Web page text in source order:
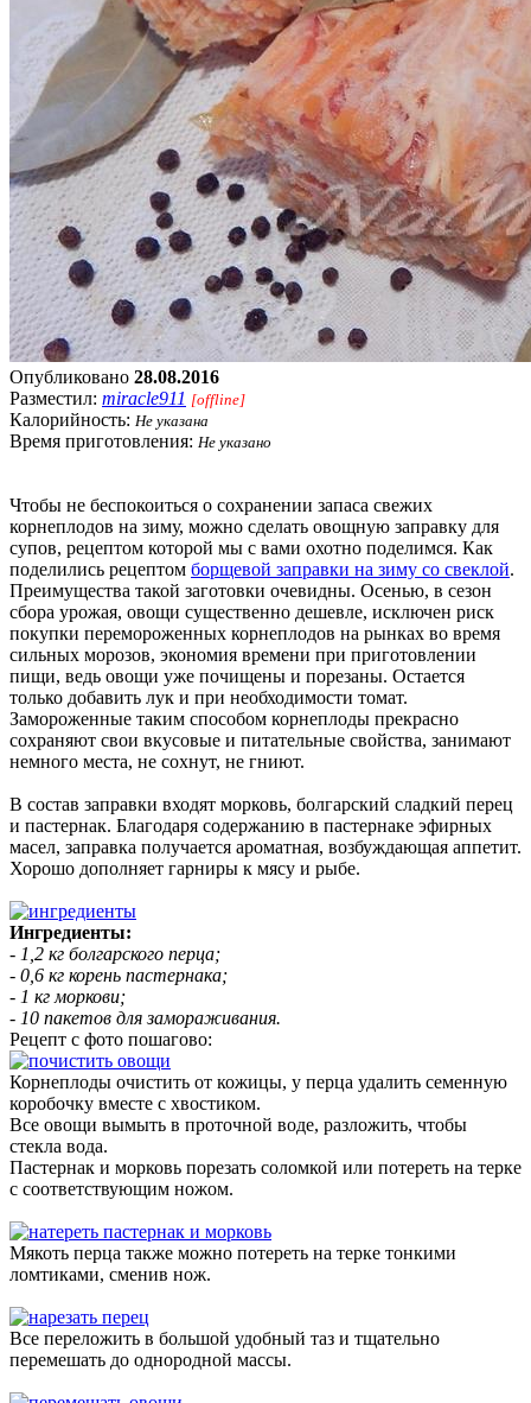
Опубликовано 28.08.2016
Разместил: miracle911 [offline]
Калорийность: Не указана
Время приготовления: Не указано
Чтобы не беспокоиться о сохранении запаса свежих
корнеплодов на зиму, можно сделать овощную заправку для
супов, рецептом которой мы с вами охотно поделимся. Как
поделились рецептом борщевой заправки на зиму со свеклой.
Преимущества такой заготовки очевидны. Осенью, в сезон
сбора урожая, овощи существенно дешевле, исключен риск
покупки перемороженных корнеплодов на рынках во время
сильных морозов, экономия времени при приготовлении
пищи, ведь овощи уже почищены и порезаны. Остается
только добавить лук и при необходимости томат.
Замороженные таким способом корнеплоды прекрасно
сохраняют свои вкусовые и питательные свойства, занимают
немного места, не сохнут, не гниют.
В состав заправки входят морковь, болгарский сладкий перец
и пастернак. Благодаря содержанию в пастернаке эфирных
масел, заправка получается ароматная, возбуждающая аппетит.
Хорошо дополняет гарниры к мясу и рыбе.
Ингредиенты:
- 1,2 кг болгарского перца;
- 0,6 кг корень пастернака;
- 1 кг моркови;
- 10 пакетов для замораживания.
Рецепт с фото пошагово:
Корнеплоды очистить от кожицы, у перца удалить семенную
коробочку вместе с хвостиком.
Все овощи вымыть в проточной воде, разложить, чтобы
стекла вода.
Пастернак и морковь порезать соломкой или потереть на терке
с соответствующим ножом.
Мякоть перца также можно потереть на терке тонкими
ломтиками, сменив нож.
Все переложить в большой удобный таз и тщательно
перемешать до однородной массы.